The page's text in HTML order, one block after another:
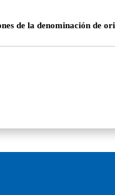
de la denominación de